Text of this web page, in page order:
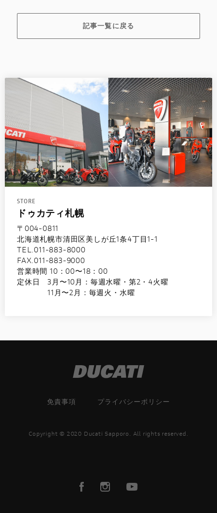
記事一覧に戻る
STORE
ドゥカティ札幌
〒004-0811
北海道札幌市清田区美しが丘1条4丁目1-1
TEL.011-883-8000
FAX.011-883-9000
営業時間 10：00〜18：00
定休日 3月〜10月：毎週水曜・第2・4火曜
11月〜2月：毎週火・水曜
免責事項 プライバシーポリシー
Copyright © 2020 Ducati Sapporo. All rights reserved.